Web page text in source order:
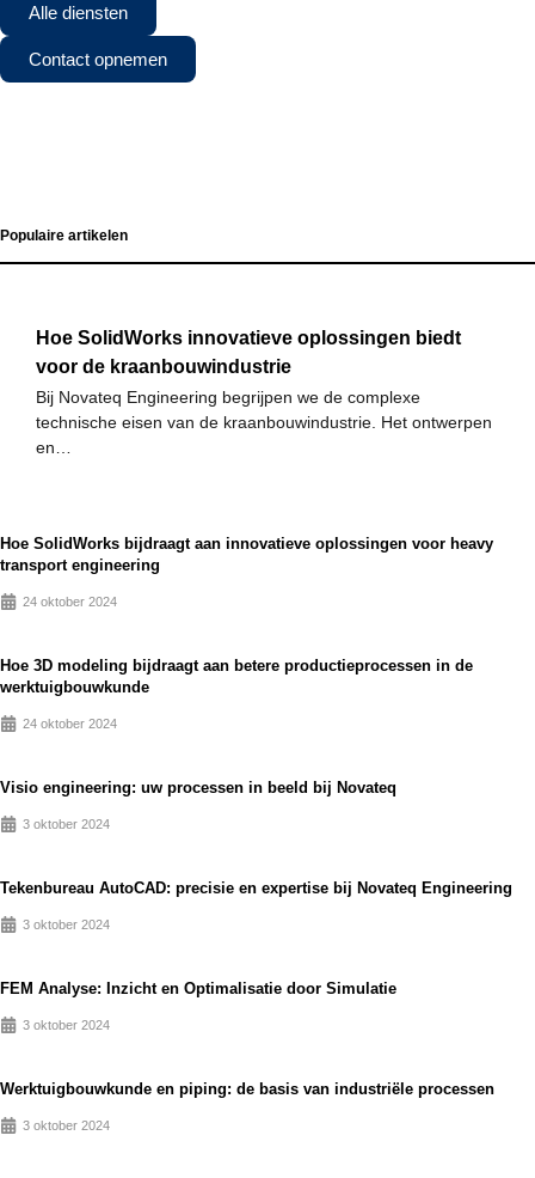
Alle diensten
Contact opnemen
Populaire artikelen
Hoe SolidWorks innovatieve oplossingen biedt
voor de kraanbouwindustrie
Bij Novateq Engineering begrijpen we de complexe
technische eisen van de kraanbouwindustrie. Het ontwerpen
en…
Hoe SolidWorks bijdraagt aan innovatieve oplossingen voor heavy
transport engineering
24 oktober 2024
Hoe 3D modeling bijdraagt aan betere productieprocessen in de
werktuigbouwkunde
24 oktober 2024
Visio engineering: uw processen in beeld bij Novateq
3 oktober 2024
Tekenbureau AutoCAD: precisie en expertise bij Novateq Engineering
3 oktober 2024
FEM Analyse: Inzicht en Optimalisatie door Simulatie
3 oktober 2024
Werktuigbouwkunde en piping: de basis van industriële processen
3 oktober 2024